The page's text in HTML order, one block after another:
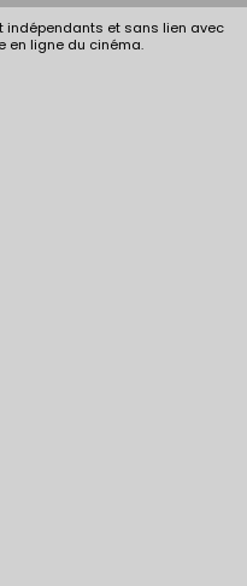
indépendants et sans lien avec
en ligne du cinéma.